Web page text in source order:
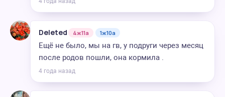
Deleted 4ж11а 1ж10а
Ещё не было, мы на гв, у подруги через месяц
после родов пошли, она кормила .
4 года назад